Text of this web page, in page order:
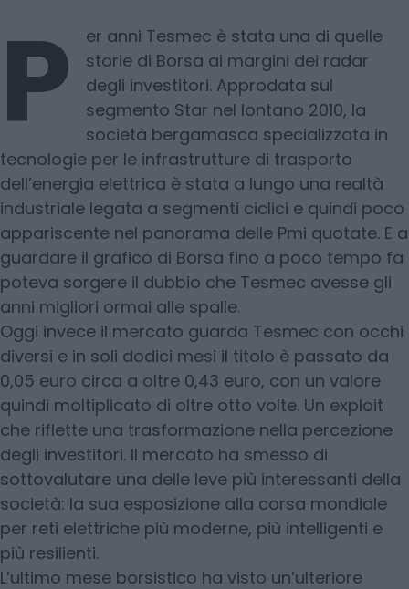
P
er anni Tesmec è stata una di quelle
storie di Borsa ai margini dei radar
degli investitori. Approdata sul
segmento Star nel lontano 2010, la
società bergamasca specializzata in
tecnologie per le infrastrutture di trasporto
dell’energia elettrica è stata a lungo una realtà
industriale legata a segmenti ciclici e quindi poco
appariscente nel panorama delle Pmi quotate. E a
guardare il grafico di Borsa fino a poco tempo fa
poteva sorgere il dubbio che Tesmec avesse gli
anni migliori ormai alle spalle.
Oggi invece il mercato guarda Tesmec con occhi
diversi e in soli dodici mesi il titolo è passato da
0,05 euro circa a oltre 0,43 euro, con un valore
quindi moltiplicato di oltre otto volte. Un exploit
che riflette una trasformazione nella percezione
degli investitori. Il mercato ha smesso di
sottovalutare una delle leve più interessanti della
società: la sua esposizione alla corsa mondiale
per reti elettriche più moderne, più intelligenti e
più resilienti.
L’ultimo mese borsistico ha visto un’ulteriore